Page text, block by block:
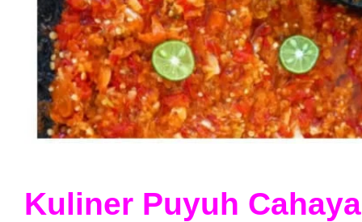
Kuliner Puyuh